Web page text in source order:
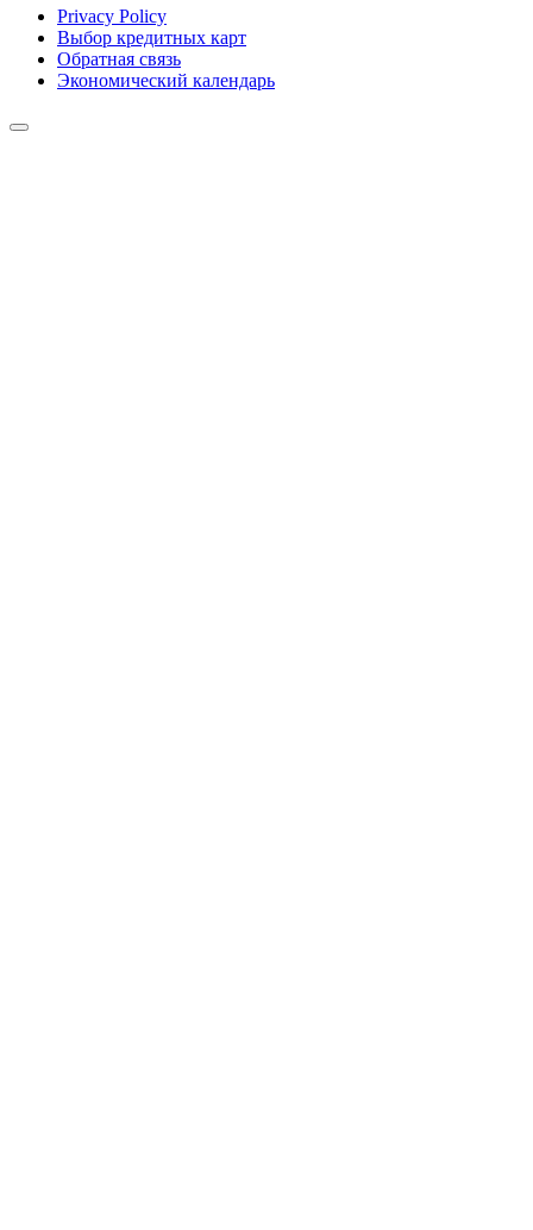
Privacy Policy
Выбор кредитных карт
Обратная связь
Экономический календарь